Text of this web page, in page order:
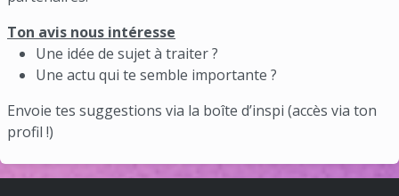
Ton avis nous intéresse
Une idée de sujet à traiter ?
Une actu qui te semble importante ?
Envoie tes suggestions via la boîte d’inspi (accès via ton
profil !)